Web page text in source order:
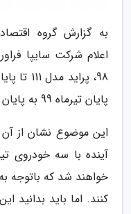
به گزارش گروه
پایان تیرماه 99 به پایان خواهد رسید.
این موضوع نشان از آن
آینده با سه خودروی
خواهند شد که باتوجه
کنند. اما باید بدانید